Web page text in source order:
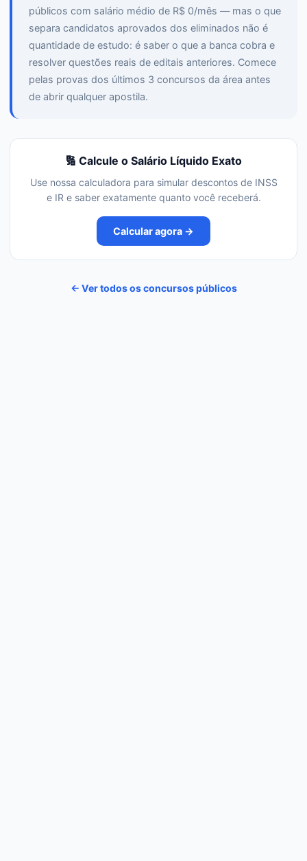
públicos com salário médio de R$ 0/mês — mas o que
separa candidatos aprovados dos eliminados não é
quantidade de estudo: é saber o que a banca cobra e
resolver questões reais de editais anteriores. Comece
pelas provas dos últimos 3 concursos da área antes
de abrir qualquer apostila.
🔢 Calcule o Salário Líquido Exato
Use nossa calculadora para simular descontos de INSS
e IR e saber exatamente quanto você receberá.
Calcular agora →
← Ver todos os concursos públicos